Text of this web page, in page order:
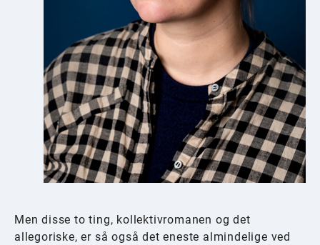
Men disse to ting, kollektivromanen og det
allegoriske, er så også det eneste almindelige ved